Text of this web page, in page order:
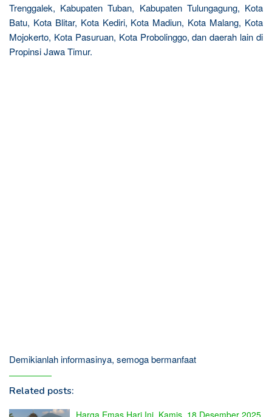
Trenggalek, Kabupaten Tuban, Kabupaten Tulungagung, Kota
Batu, Kota Blitar, Kota Kediri, Kota Madiun, Kota Malang, Kota
Mojokerto, Kota Pasuruan, Kota Probolinggo, dan daerah lain di
Propinsi Jawa Timur.
Demikianlah informasinya, semoga bermanfaat
Related posts:
Harga Emas Hari Ini, Kamis, 18 Desember 2025